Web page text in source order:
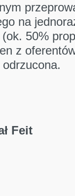
na
50%
z
Feit
142